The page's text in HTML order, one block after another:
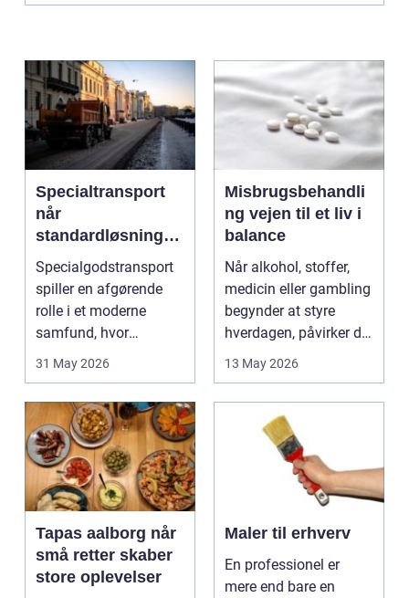
Specialtransport
når
standardløsninger
ikke rækker
Specialgodstransport
spiller en afgørende
rolle i et moderne
samfund, hvor
31 May 2026
Misbrugsbehandli
ng vejen til et liv i
balance
Når alkohol, stoffer,
medicin eller gambling
begynder at styre
hverdagen, påvirker det
13 May 2026
Tapas aalborg når
små retter skaber
store oplevelser
Maler til erhverv
En professionel er
mere end bare en